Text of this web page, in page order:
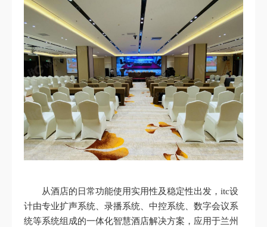
从酒店的日常功能使用实用性及稳定性出发，itc设
计由专业扩声系统、录播系统、中控系统、数字会议系
统等系统组成的一体化智慧酒店解决方案，应用于兰州